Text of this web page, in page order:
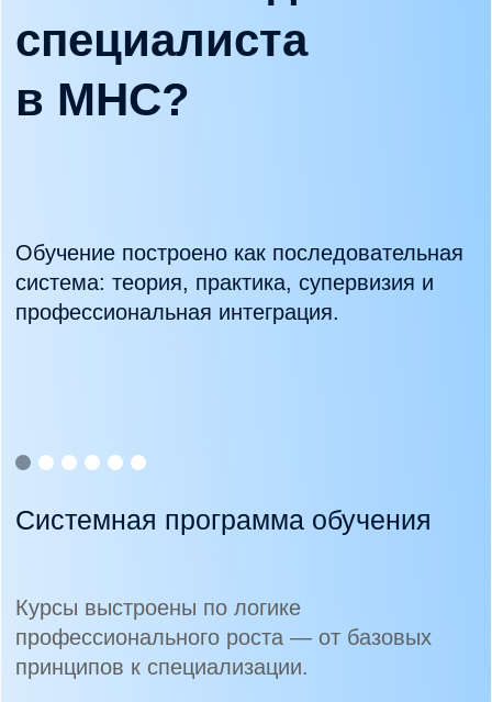
Контакты
Блог
Мероприятия
Карьерный трек MHC
График работы центра
10:00 — 22:00
Социальные сети